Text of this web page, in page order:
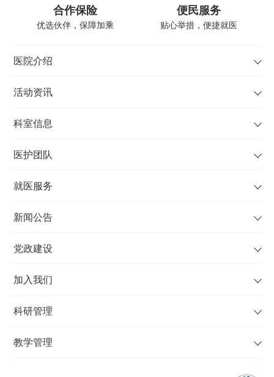
合作保险
优选伙伴，保障加乘
便民服务
贴心举措，便捷就医
医院介绍
活动资讯
科室信息
医护团队
就医服务
新闻公告
党政建设
加入我们
科研管理
教学管理